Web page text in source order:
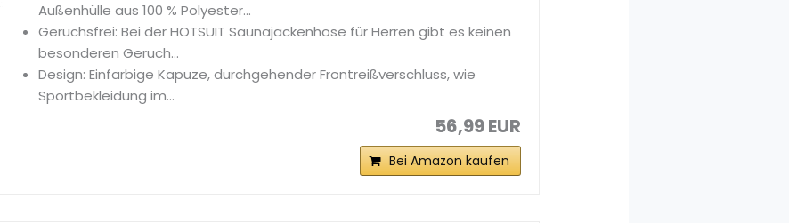
Außenhülle aus 100 % Polyester...
Geruchsfrei: Bei der HOTSUIT Saunajackenhose für Herren gibt es keinen
besonderen Geruch...
Design: Einfarbige Kapuze, durchgehender Frontreißverschluss, wie
Sportbekleidung im...
56,99 EUR
Bei Amazon kaufen